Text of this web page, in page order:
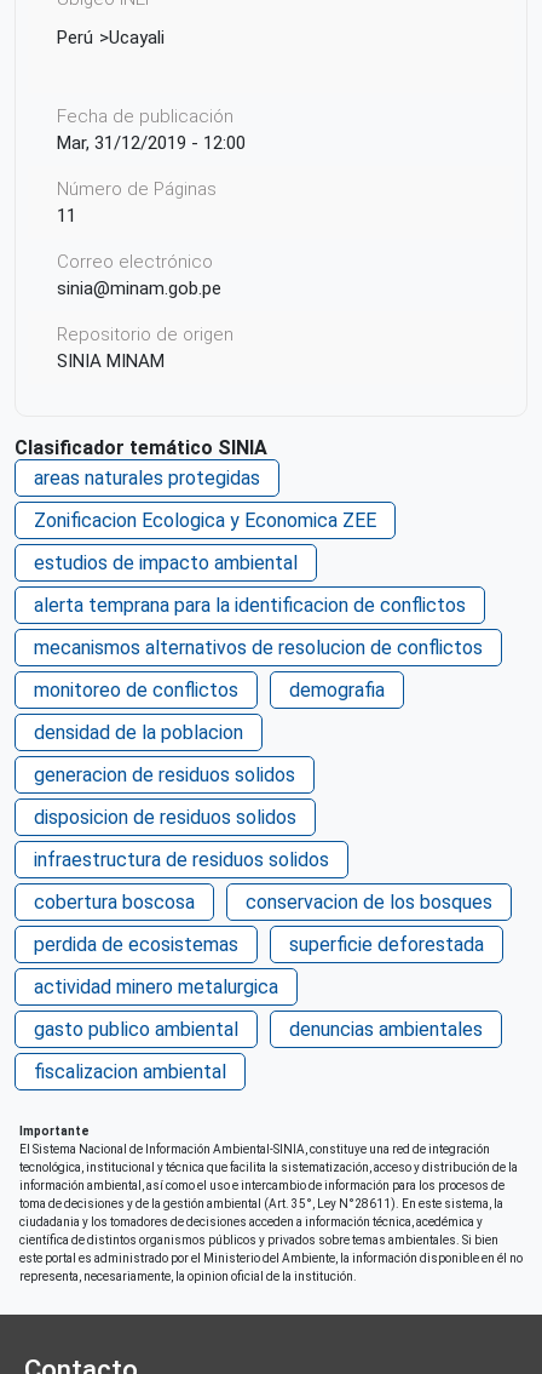
Perú
Ucayali
Fecha de publicación
Mar, 31/12/2019 - 12:00
Número de Páginas
11
Correo electrónico
sinia@minam.gob.pe
Repositorio de origen
SINIA MINAM
Clasificador temático SINIA
areas naturales protegidas
Zonificacion Ecologica y Economica ZEE
estudios de impacto ambiental
alerta temprana para la identificacion de conflictos
mecanismos alternativos de resolucion de conflictos
monitoreo de conflictos
demografia
densidad de la poblacion
generacion de residuos solidos
disposicion de residuos solidos
infraestructura de residuos solidos
cobertura boscosa
conservacion de los bosques
perdida de ecosistemas
superficie deforestada
actividad minero metalurgica
gasto publico ambiental
denuncias ambientales
fiscalizacion ambiental
Importante
El Sistema Nacional de Información Ambiental-SINIA, constituye una red de integración
tecnológica, institucional y técnica que facilita la sistematización, acceso y distribución de la
información ambiental, así como el uso e intercambio de información para los procesos de
toma de decisiones y de la gestión ambiental (Art. 35°, Ley N°28611). En este sistema, la
ciudadania y los tomadores de decisiones acceden a información técnica, acedémica y
científica de distintos organismos públicos y privados sobre temas ambientales. Si bien
este portal es administrado por el Ministerio del Ambiente, la información disponible en él no
representa, necesariamente, la opinion oficial de la institución.